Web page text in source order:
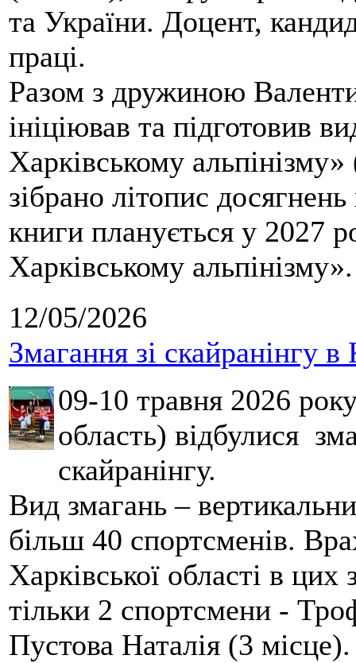
та України. Доцент,
праці.
Разом з дружиною
ініціював та підготовив
Харківському
зібрано літопис
книги планується у 2027
Харківському альпінізму».
12/05/2026
Змагання зі скайранінгу в
09-10 травня 2026
область) відбулися
скайранінгу.
Вид змагань –
більш 40 спортсменів.
Харківської області в
тільки 2 спортсмени -
Пустова Наталія (3 місце).